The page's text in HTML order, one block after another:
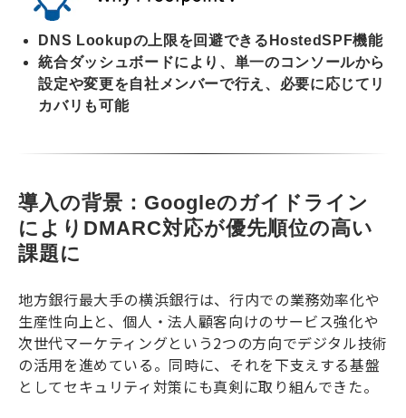
DNS Lookupの上限を回避できるHostedSPF機能
統合ダッシュボードにより、単一のコンソールから
設定や変更を自社メンバーで行え、必要に応じてリ
カバリも可能
導入の背景：Googleのガイドライン
によりDMARC対応が優先順位の高い
課題に
地方銀行最大手の横浜銀行は、行内での業務効率化や
生産性向上と、個人・法人顧客向けのサービス強化や
次世代マーケティングという2つの方向でデジタル技術
の活用を進めている。同時に、それを下支えする基盤
としてセキュリティ対策にも真剣に取り組んできた。